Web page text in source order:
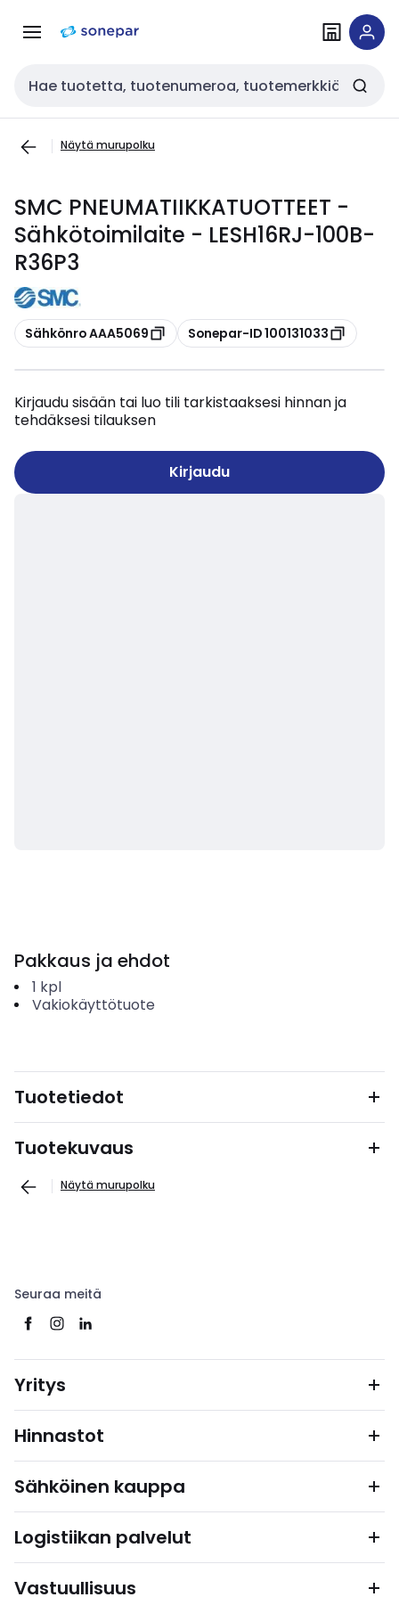
navigointiinsisältöön
Haku
Näytä murupolku
SMC PNEUMATIIKKATUOTTEET -
Sähkötoimilaite - LESH16RJ-100B-
R36P3
Kopioi
Sähkönro AAA5069 Kopioi
Sonepar-ID 100131033
Kirjaudu sisään tai luo tili tarkistaaksesi hinnan ja
tehdäksesi tilauksen
Kirjaudu
Pakkaus ja ehdot
1 kpl
Vakiokäyttötuote
Tuotetiedot
Tuotekuvaus
Näytä murupolku
Seuraa meitä
Yritys
Hinnastot
Sähköinen kauppa
Logistiikan palvelut
Vastuullisuus